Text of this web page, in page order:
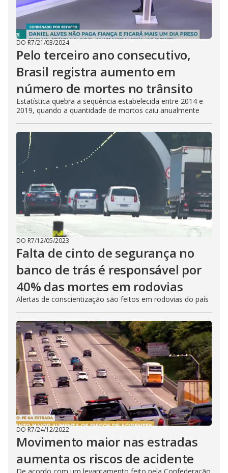
DO R7/21/03/2024
Pelo terceiro ano consecutivo,
Brasil registra aumento em
número de mortes no trânsito
Estatística quebra a sequência estabelecida entre 2014 e
2019, quando a quantidade de mortos caiu anualmente
DO R7/12/05/2023
Falta de cinto de segurança no
banco de trás é responsável por
40% das mortes em rodovias
Alertas de conscientização são feitos em rodovias do país
DO R7/24/12/2022
Movimento maior nas estradas
aumenta os riscos de acidente